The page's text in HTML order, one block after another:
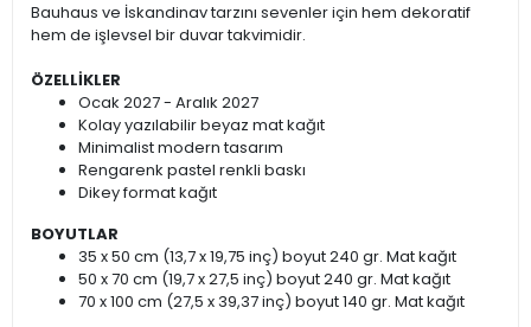
Bauhaus ve İskandinav tarzını sevenler için hem dekoratif
hem de işlevsel bir duvar takvimidir.
ÖZELLİKLER
Ocak 2027 - Aralık 2027
Kolay yazılabilir beyaz mat kağıt
Minimalist modern tasarım
Rengarenk pastel renkli baskı
Dikey format kağıt
BOYUTLAR
35 x 50 cm (13,7 x 19,75 inç) boyut 240 gr. Mat kağıt
50 x 70 cm (19,7 x 27,5 inç) boyut 240 gr. Mat kağıt
70 x 100 cm (27,5 x 39,37 inç) boyut 140 gr. Mat kağıt